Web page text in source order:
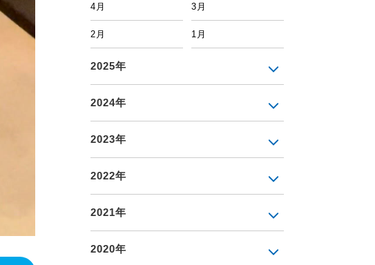
4月 3月
2月 1月
2025年
2024年
2023年
2022年
2021年
2020年